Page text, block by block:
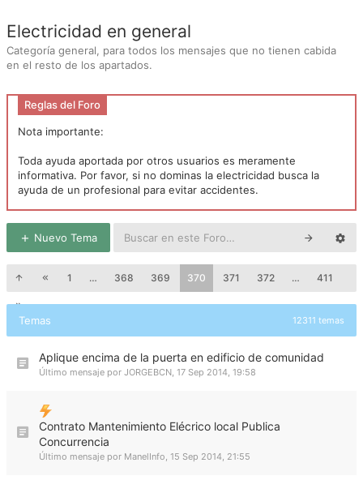
Electricidad en general
Categoría general, para todos los mensajes que no tienen cabida
en el resto de los apartados.
Reglas del Foro
Nota importante:
Toda ayuda aportada por otros usuarios es meramente
informativa. Por favor, si no dominas la electricidad busca la
ayuda de un profesional para evitar accidentes.
Nuevo Tema
1 … 368 369 370 371 372 … 411
Temas 12311 temas
Aplique encima de la puerta en edificio de comunidad
Último mensaje por JORGEBCN, 17 Sep 2014, 19:58
Contrato Mantenimiento Elécrico local Publica
Concurrencia
Último mensaje por ManelInfo, 15 Sep 2014, 21:55